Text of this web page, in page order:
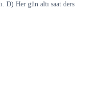
D) Her gün altı saat ders